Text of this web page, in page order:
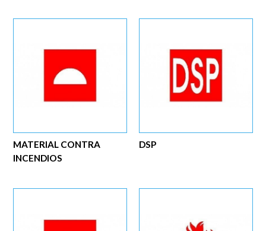
DSP
MATERIAL CONTRA
INCENDIOS